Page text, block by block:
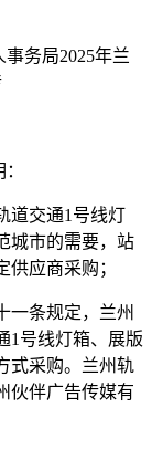
事务局2025年兰
道交通1号线灯
城市的需要，站
应商采购；
一条规定，兰州
1号线灯箱、展版
式采购。兰州轨
伙伴广告传媒有